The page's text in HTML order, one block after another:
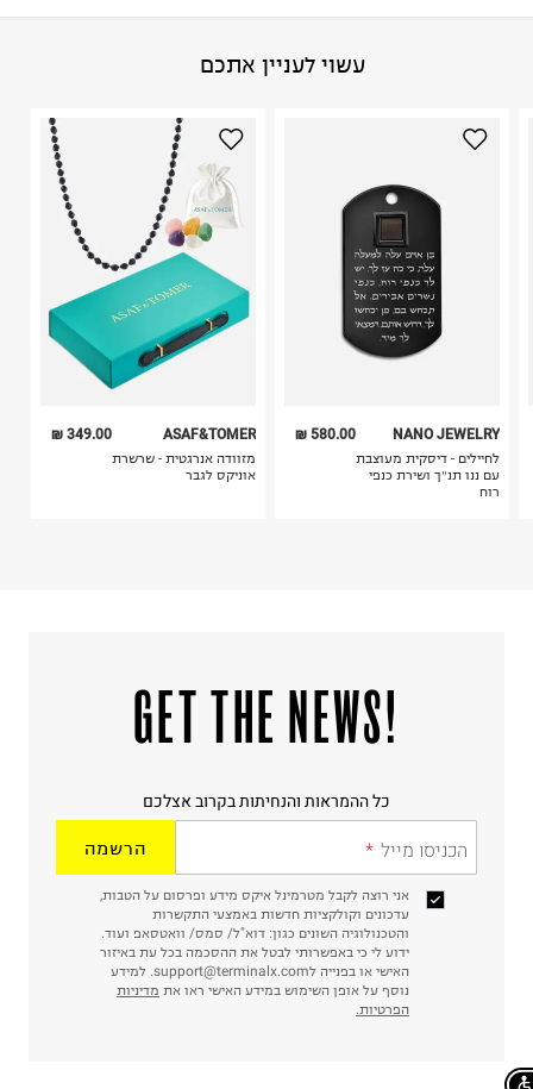
פריטים שבירים יש להחזיר עם שליח דרך ממשק ההחזרות
3. מוצרי טיפוח ניתן להחזיר סגורים באריזתם המקורית
פלאנט סטייל
עשוי לעניין אתכם
349.00 ₪
ASAF&TOMER
מזוודה אנרגטית - שרשרת
אוניקס לגבר
580.00 ₪
NANO JEWELRY
לחיילים - דיסקית מעוצבת
עם ננו תנ״ך ושירת כנפי
רוח
!GET THE NEWS
כל ההמראות והנחיתות בקרוב אצלכם
הכניסו מייל הרשמה
אני רוצה לקבל מטרמינל איקס מידע ופרסום על הטבות,
עדכונים וקולקציות חדשות באמצעי התקשרות
והטכנולוגיה השונים כגון: דוא"ל/ סמס/ וואטסאפ ועוד.
ידוע לי כי באפשרותי לבטל את ההסכמה בכל עת באיזור
האישי או בפנייה לsupport@terminalx.com. למידע
נוסף על אופן השימוש במידע האישי ראו את מדיניות
הפרטיות.